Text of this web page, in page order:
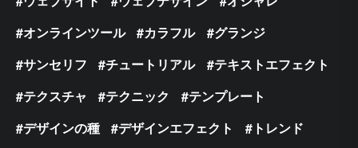
オンラインツール
カラフル
グランジ
サンセリフ
チュートリアル
テキストエフェクト
テクスチャ
テクニック
テンプレート
デザインの種
デザインエフェクト
トレンド